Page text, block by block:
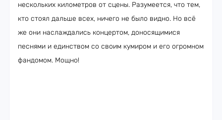
нескольких километров от сцены. Разумеется, что тем,
кто стоял дальше всех, ничего не было видно. Но всё
же они наслаждались концертом, доносящимися
песнями и единством со своим кумиром и его огромном
фандомом. Мощно!